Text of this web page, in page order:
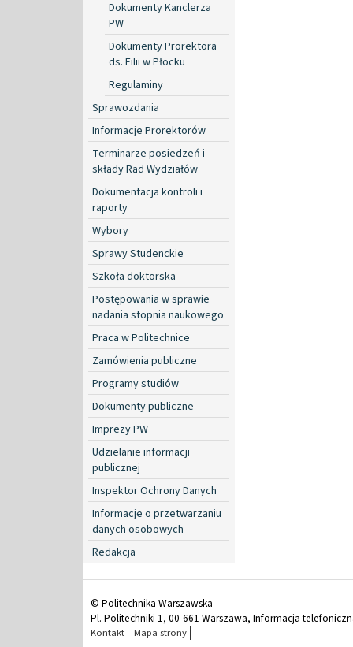
Dokumenty Kanclerza
PW
Dokumenty Prorektora
ds. Filii w Płocku
Regulaminy
Sprawozdania
Informacje Prorektorów
Terminarze posiedzeń i
składy Rad Wydziałów
Dokumentacja kontroli i
raporty
Wybory
Sprawy Studenckie
Szkoła doktorska
Postępowania w sprawie
nadania stopnia naukowego
Praca w Politechnice
Zamówienia publiczne
Programy studiów
Dokumenty publiczne
Imprezy PW
Udzielanie informacji
publicznej
Inspektor Ochrony Danych
Informacje o przetwarzaniu
danych osobowych
Redakcja
© Politechnika Warszawska
Pl. Politechniki 1, 00-661 Warszawa, Informacja
Kontakt Mapa strony